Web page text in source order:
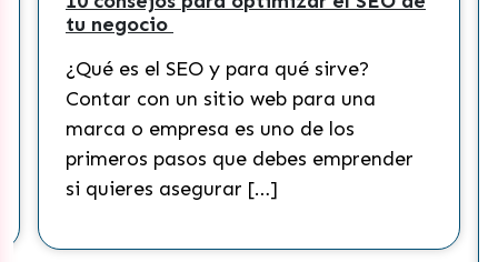
tu negocio
¿Qué es el SEO y para qué sirve?
Contar con un sitio web para una
marca o empresa es uno de los
primeros pasos que debes emprender
si quieres asegurar […]